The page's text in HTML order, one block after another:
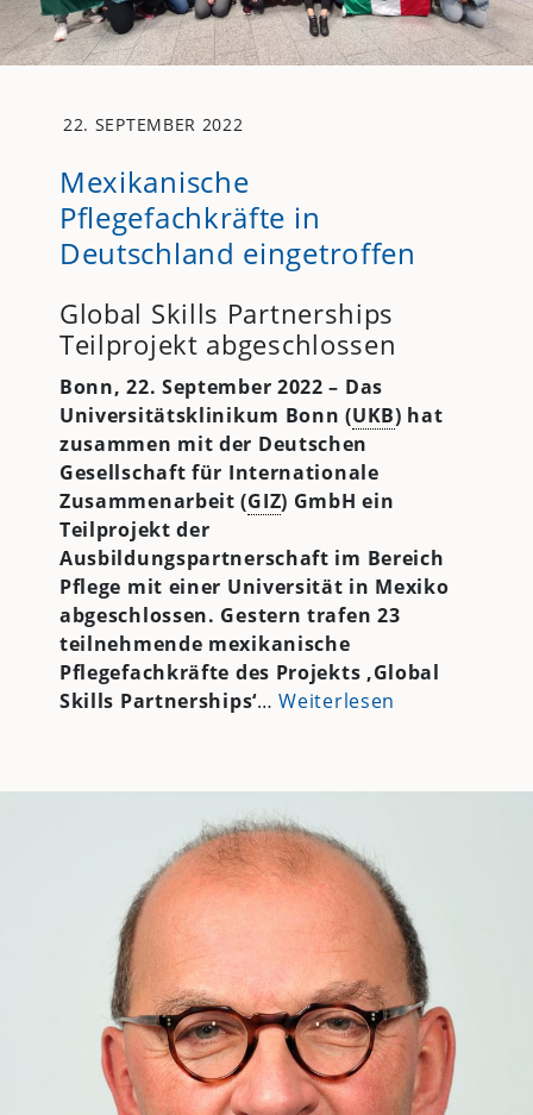
22. SEPTEMBER 2022
Mexikanische
Pflegefachkräfte in
Deutschland eingetroffen
Global Skills Partnerships
Teilprojekt abgeschlossen
Bonn, 22. September 2022 – Das
Universitätsklinikum Bonn (UKB) hat
zusammen mit der Deutschen
Gesellschaft für Internationale
Zusammenarbeit (GIZ) GmbH ein
Teilprojekt der
Ausbildungspartnerschaft im Bereich
Pflege mit einer Universität in Mexiko
abgeschlossen. Gestern trafen 23
teilnehmende mexikanische
Pflegefachkräfte des Projekts ‚Global
Skills Partnerships‘…Weiterlesen